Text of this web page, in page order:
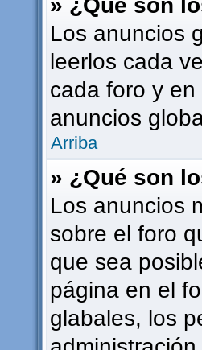
» ¿Qué son
Los anuncios
leerlos cada
cada foro y
anuncios
Arriba
» ¿Qué son
Los anuncios
sobre el foro
que sea
página en el
glabales, los